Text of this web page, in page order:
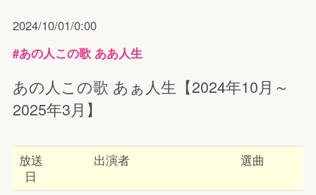
2024/10/01/0:00
#あの人この歌 ああ人生
あの人この歌 あぁ人生【2024年10月～
2025年3月】
放送
日
出演者 選曲